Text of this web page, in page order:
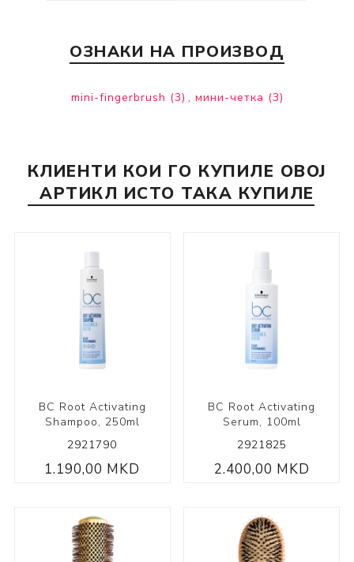
ОЗНАКИ НА ПРОИЗВОД
mini-fingerbrush (3) , мини-четка (3)
КЛИЕНТИ КОИ ГО КУПИЛЕ ОВОЈ
АРТИКЛ ИСТО ТАКА КУПИЛЕ
BC Root Activating
Shampoo, 250ml
2921790
1.190,00 MKD
BC Root Activating
Serum, 100ml
2921825
2.400,00 MKD